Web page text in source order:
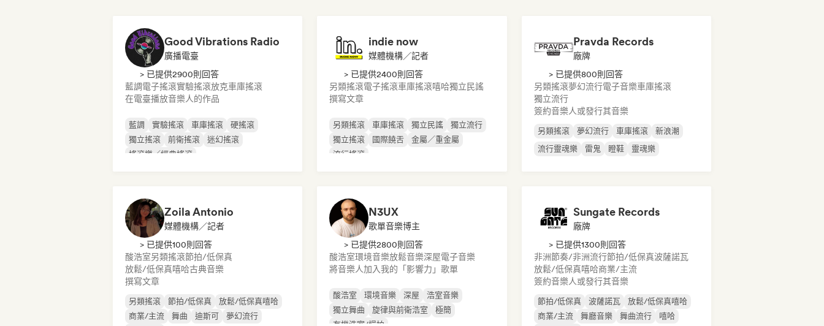
Good Vibrations Radio
廣播電臺
> 已提供2900則回答
藍調電子搖滾實驗搖滾放克車庫搖滾
在電臺播放音樂人的作品
藍調 實驗搖滾 車庫搖滾
硬搖滾
獨立搖滾
前衛搖滾
迷幻搖滾
搖滾樂／經典搖滾
indie now
媒體機構／記者
> 已提供2400則回答
另類搖滾電子搖滾車庫搖滾嘻哈獨立民謠
撰寫文章
另類搖滾 車庫搖滾 獨立民謠
獨立流行
獨立搖滾
國際饒舌
金屬／重金屬
流行搖滾
Pravda Records
廠牌
> 已提供800則回答
另類搖滾夢幻流行電子音樂車庫搖滾
獨立流行
簽約音樂人或發行其音樂
另類搖滾 夢幻流行 車庫搖滾
新浪潮
流行靈魂樂
雷鬼 瞪鞋 靈魂樂
Zoila Antonio
媒體機構／記者
> 已提供100則回答
酸浩室另類搖滾節拍/低保真
放鬆/低保真嘻哈古典音樂
撰寫文章
另類搖滾 節拍/低保真
放鬆/低保真嘻哈
商業/主流
舞曲 迪斯可 夢幻流行
N3UX
歌單音樂博主
> 已提供2800則回答
酸浩室環境音樂放鬆音樂深屋電子音樂
將音樂人加入我的「影響力」歌單
酸浩室 環境音樂 深屋
浩室音樂
獨立舞曲
旋律與前衛浩室
極簡
Sungate Records
廠牌
> 已提供1300則回答
非洲節奏/非洲流行節拍/低保真波薩諾瓦
放鬆/低保真嘻哈商業/主流
簽約音樂人或發行其音樂
節拍/低保真 波薩諾瓦
放鬆/低保真嘻哈
商業/主流
舞廳音樂 舞曲流行 嘻哈